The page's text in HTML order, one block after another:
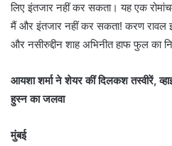
लिए इंतजार नहीं कर सकता। यह एक
मैं और इंतजार नहीं कर सकता! करण रावल
और नसीरुद्दीन शाह अभिनीत हाफ फुल का
आयशा शर्मा ने शेयर कीं दिलकश तस्वीरें,
हुस्न का जलवा
मुंबई